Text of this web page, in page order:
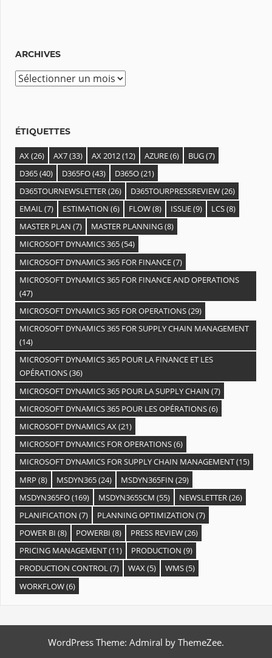
ARCHIVES
A
h
i
v
e
s
ÉTIQUETTES
AX (26) AX7(33) AX 2012(12) AZURE(6) BUG(7)
D365(40) D365FO(43) D365O(21)
D365TOURNEWSLETTER(26) D365TOURPRESSREVIEW(26)
EMAIL(7) ESTIMATION (6) FLOW(8) ISSUE(9) LCS(8)
MASTER PLAN (7) MASTER PLANNING(8)
MICROSOFT DYNAMICS 365(54)
MICROSOFT DYNAMICS 365 FOR FINANCE(7)
MICROSOFT DYNAMICS 365 FOR FINANCE AND OPERATIONS
(47)
MICROSOFT DYNAMICS 365 FOR OPERATIONS(29)
MICROSOFT DYNAMICS 365 FOR SUPPLY CHAIN MANAGEMENT
(14)
MICROSOFT DYNAMICS 365 POUR LA FINANCE ET LES
OPÉRATIONS(36)
MICROSOFT DYNAMICS 365 POUR LA SUPPLY CHAIN (7)
MICROSOFT DYNAMICS 365 POUR LES OPÉRATIONS(6)
MICROSOFT DYNAMICS AX(21)
MICROSOFT DYNAMICS FOR OPERATIONS(6)
MICROSOFT DYNAMICS FOR SUPPLY CHAIN MANAGEMENT(15)
MRP (8) MSDYN365(24) MSDYN365FIN (29)
MSDYN365FO(169) MSDYN365SCM (55) NEWSLETTER(26)
PLANIFICATION (7) PLANNING OPTIMIZATION (7)
POWER BI (8) POWERBI (8) PRESS REVIEW(26)
PRICING MANAGEMENT(11) PRODUCTION (9)
PRODUCTION CONTROL(7) WAX(5) WMS(5)
WORKFLOW(6)
WordPress Theme: Admiral by ThemeZee.